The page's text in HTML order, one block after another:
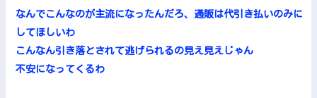
なんでこんなのが主流になったんだろ、通販は代引き払いのみに
してほしいわ
こんなん引き落とされて逃げられるの見え見えじゃん
不安になってくるわ